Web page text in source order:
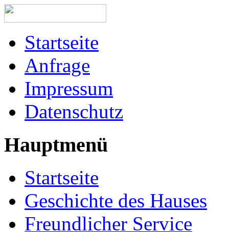
Startseite
Anfrage
Impressum
Datenschutz
Hauptmenü
Startseite
Geschichte des Hauses
Freundlicher Service